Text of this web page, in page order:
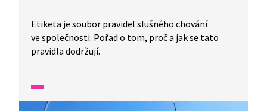
Etiketa je soubor pravidel slušného chování
ve společnosti. Pořad o tom, proč a jak se tato
pravidla dodržují.